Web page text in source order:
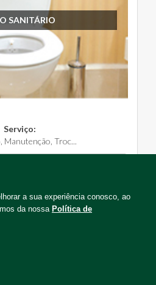
SANITÁRIO
Serviço:
Manutenção, Troc...
levantamento de serviços!
a sua experiência conosco, ao
da nossa Política de